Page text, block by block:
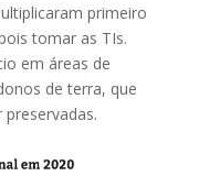
primeiro
tomar as TIs.
em áreas de
de terra, que